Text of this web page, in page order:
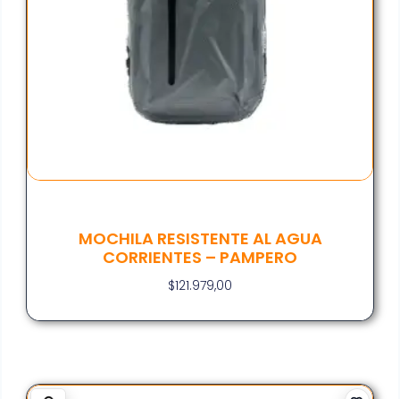
MOCHILA RESISTENTE AL AGUA
CORRIENTES – PAMPERO
$121.979,00